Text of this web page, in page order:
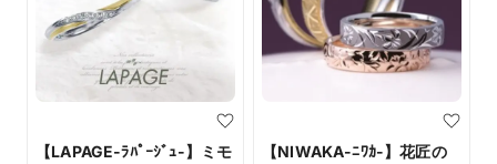
【LAPAGE-ﾗﾊﾟｰｼﾞｭ-】ミモ
【NIWAKA-ﾆﾜｶ-】花匠の